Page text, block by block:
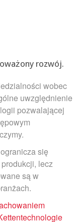
rozwój.
wobec
uwzględnienie
pozwalającej
się
lecz
są w